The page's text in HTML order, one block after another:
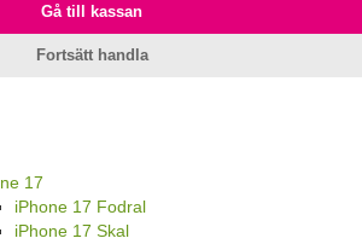
Gå till kassan
Fortsätt handla
17
iPhone 17 Fodral
iPhone 17 Skal